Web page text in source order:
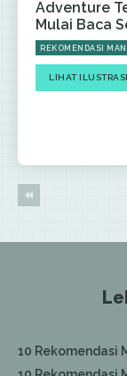
Adventure
Mulai Baca
REKOMENDASI
LIHAT ILUSTRASI
10 Rekomendasi